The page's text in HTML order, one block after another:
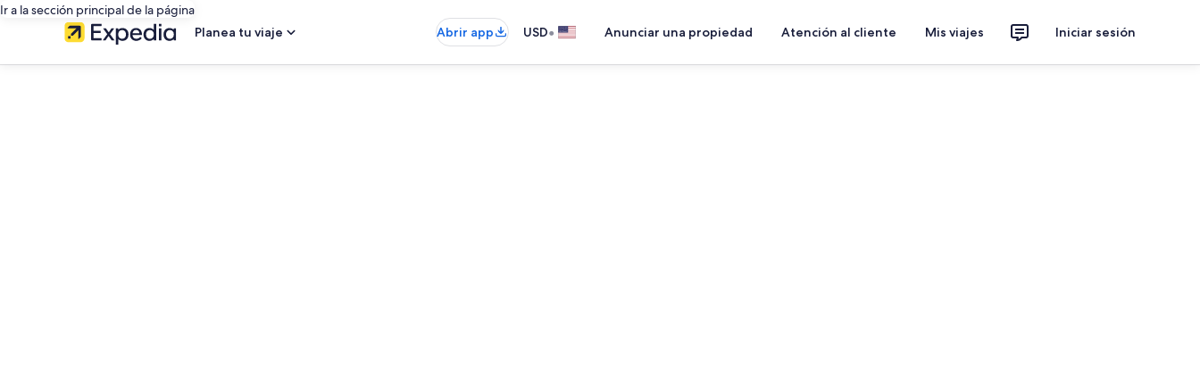
Ir a la sección principal de la página
Planea tu viaje
Abrir app USD• Anunciar una propiedad Atención al cliente Mis viajes Iniciar sesión